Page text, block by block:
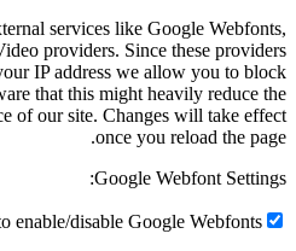
services like Google Webfonts,
providers. Since these providers
IP address we allow you to block
that this might heavily reduce the
of our site. Changes will take effect
once you reload the page.
Google Webfont Settings:
enable/disable Google Webfonts.